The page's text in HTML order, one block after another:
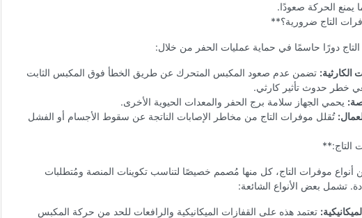
يمنع الحركة صعودًا.
التاج ضرورية؟**
دورًا حاسمًا في حماية عمليات الحفر من خلال:
الكارثية: تضمن عدم صعود المكبس المتحرك عن طريق الخطأ فوق المكبس الثابت
خطر حدوث تأثير كارثي.
يحمي الجهاز سلامة برج الحفر والمعدات الحيوية الأخرى.
تُقلل موفرات التاج من مخاطر الإصابات الناتجة عن سقوط الأجسام أو الفشل
التاج:**
أنواع موفرات التاج، كل منها مُصمم خصيصًا لتناسب تكوينات المنصة ومُتطلبات
تشمل بعض الأنواع الشائعة:
تعتمد هذه على القفازات الميكانيكية والرافعات للحد من حركة المكبس